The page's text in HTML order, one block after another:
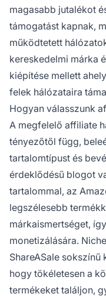
magasabb jutalékot
támogatást kapnak,
működtetett
kereskedelmi márka
kiépítése mellett
felek hálózataira
Hogyan válasszunk
A megfelelő affiliate
tényezőtől függ,
tartalomtípust és
érdeklődésű blogot
tartalommal, az
legszélesebb
márkaismertséget,
monetizálására.
ShareASale
hogy tökéletesen a
termékeket találjon,